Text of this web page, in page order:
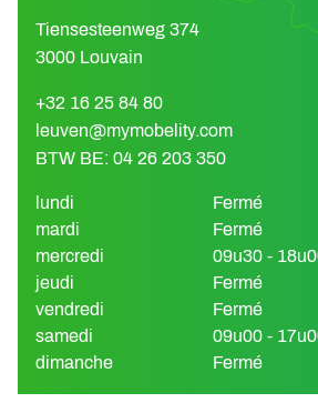
Tiensesteenweg 374
3000 Louvain
+32 16 25 84 80
leuven@mymobelity.com
BTW BE: 04 26 203 350
lundi
Fermé
mardi
Fermé
mercredi
09u30 -
jeudi
Fermé
vendredi
Fermé
samedi
09u00 -
dimanche
Fermé